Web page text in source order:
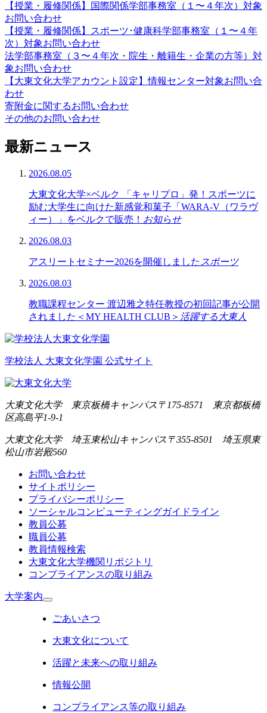
【授業・履修関係】国際関係学部事務室（１〜４年次）対象
お問い合わせ
【授業・履修関係】スポーツ･健康科学部事務室（１〜４年
次）対象お問い合わせ
法学部事務室（３〜４年次・院生・離籍生・企業の方等）対
象お問い合わせ
【大東文化大学アカウント設定】情報センター対象お問い合
わせ
寄附金に関するお問い合わせ
その他のお問い合わせ
最新ニュース
2026.08.05
大東文化大学×ベルク 「キャリプロ」発！スポーツに
励む大学生に向けた新感覚和菓子「WARA-V（ワラヴ
ィー）」をベルクで販売！ お知らせ
2026.08.03
アスリートセミナー2026を開催しました スポーツ
2026.08.03
教職課程センター 渡辺雅之特任教授の初回記事が公開
されました＜MY HEALTH CLUB＞ 活躍する大東人
学校法人 大東文化学園 公式サイト
大東文化大学 東京板橋キャンパス 〒175-8571 東京都板橋
区高島平1-9-1
大東文化大学 埼玉東松山キャンパス 〒355-8501 埼玉県東
松山市岩殿560
お問い合わせ
サイトポリシー
プライバシーポリシー
ソーシャルコンピューティングガイドライン
教員公募
職員公募
教員情報検索
大東文化大学機関リポジトリ
コンプライアンスの取り組み
大学案内
ごあいさつ
大東文化について
活躍と未来への取り組み
情報公開
コンプライアンス等の取り組み